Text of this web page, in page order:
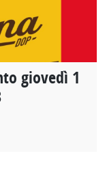
giovedì 1